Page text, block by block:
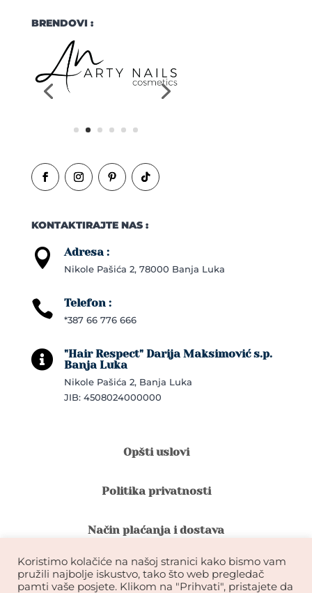
BRENDOVI :
KONTAKTIRAJTE NAS :
 Adresa :
Nikole Pašića 2, 78000 Banja Luka
 Telefon :
*387 66 776 666

"Hair Respect" Darija Maksimović s.p.
Banja Luka
Nikole Pašića 2, Banja Luka
JIB: 4508024000000
Opšti uslovi
Politika privatnosti
Način plaćanja i dostava
Reklamacije i povrat robe
Koristimo kolačiće na našoj stranici kako bismo vam
pružili najbolje iskustvo, tako što web pregledač
pamti vaše posjete. Klikom na "Prihvati", pristajete da